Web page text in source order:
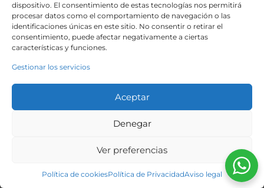
dispositivo. El consentimiento de estas tecnologías nos permitirá
procesar datos como el comportamiento de navegación o las
identificaciones únicas en este sitio. No consentir o retirar el
consentimiento, puede afectar negativamente a ciertas
características y funciones.
Gestionar los servicios
Aceptar
Denegar
Ver preferencias
Política de cookiesPolítica de PrivacidadAviso legal
Epical-Q Expo AMD Ryzen 7 7800X3D , 64GB DDR5,
2TB NVME, RTX 5080 + Windows 11 Pro – PC Gaming
Blanco
4649,00 €El
precio
era:
4039,99€El
precio